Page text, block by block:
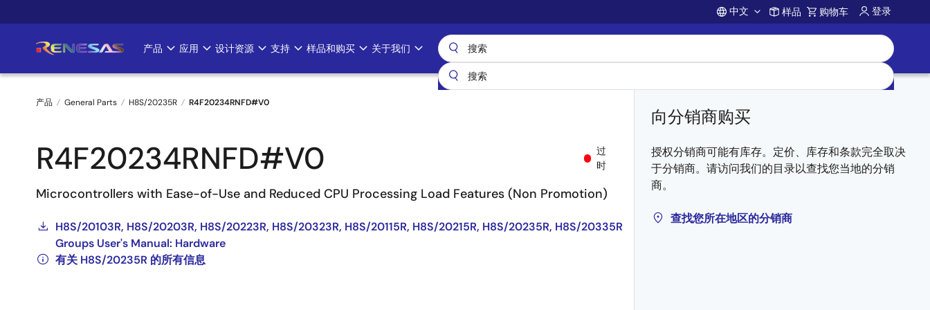
转
要
Account
中文 样品 购物车 登录
Main
navigation
产品 应用 设计资源 支持 样品和购买 关于我们
包
屑
产品 General Parts H8S/20235R R4F20234RNFD#V0
R4F20234RNFD#V0
过
时
Microcontrollers with Ease-of-Use and Reduced CPU Processing Load Features (Non Promotion)
H8S/20103R, H8S/20203R, H8S/20223R, H8S/20323R, H8S/20115R, H8S/20215R, H8S/20235R, H8S/20335R
Groups User's Manual: Hardware
有关 H8S/20235R 的所有信息
向分销商购买
授权分销商可能有库存。定价、库存和条款完全取决
于分销商。请访问我们的目录以查找您当地的分销
商。
查找您所在地区的分销商